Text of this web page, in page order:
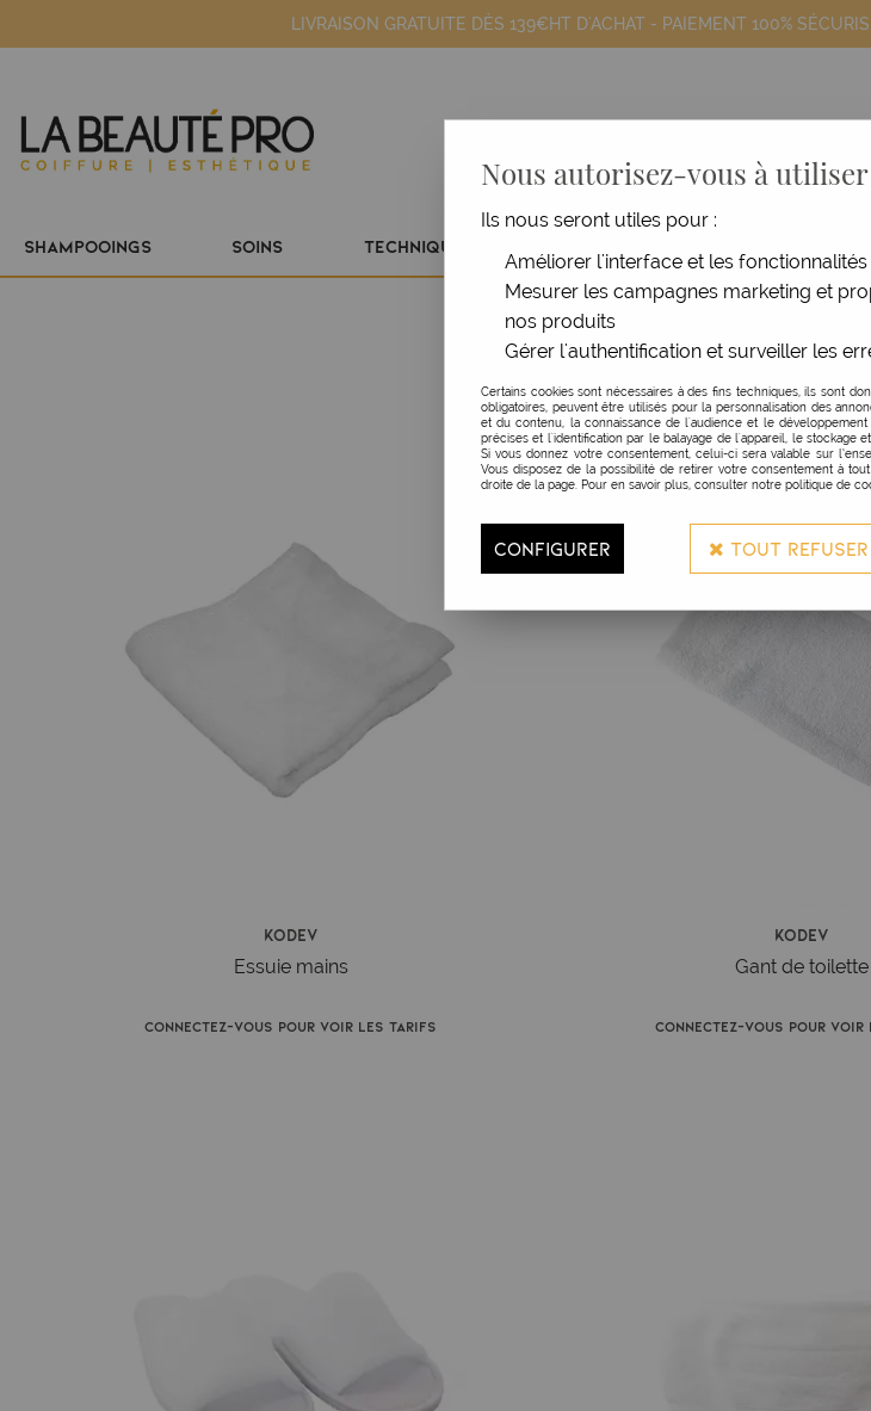
LIVRAISON GRATUITE DÈS 139€HT D'ACHAT - PAIEMENT 100%
SHAMPOOINGS SOINS TECHNIQUE
Produits de la
12 articles sur
Kodev
Essuie mains
Connectez-vous pour voir les tarifs
Kodev
Gant de toilette
Connectez-vous pour
Nous autorisez-vous à utiliser
Ils nous seront utiles pour :
Améliorer l'interface et les
Mesurer les campagnes marketing et
nos produits
Gérer l'authentification et surveiller les
Certains cookies sont nécessaires à des fins techniques, ils sont
obligatoires, peuvent être utilisés pour la personnalisation des
et du contenu, la connaissance de l'audience et le
précises et l'identification par le balayage de l'appareil, le stockage
Si vous donnez votre consentement, celui-ci sera valable sur
Vous disposez de la possibilité de retirer votre consentement à
droite de la page. Pour en savoir plus, consulter notre politique de
CONFIGURER TOUT REFUSER